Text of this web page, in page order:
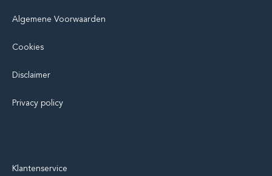
Algemene Voorwaarden
Cookies
Disclaimer
Privacy policy
Klantenservice